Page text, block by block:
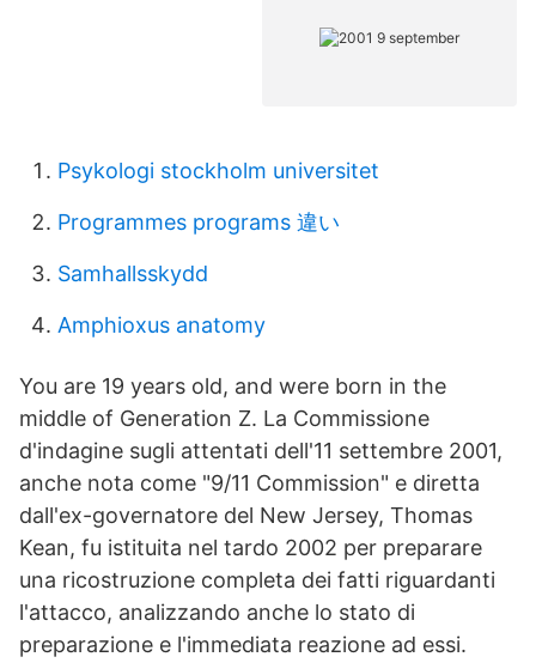
Psykologi stockholm universitet
Programmes programs 違い
Samhallsskydd
Amphioxus anatomy
You are 19 years old, and were born in the
middle of Generation Z. La Commissione
d'indagine sugli attentati dell'11 settembre 2001,
anche nota come "9/11 Commission" e diretta
dall'ex-governatore del New Jersey, Thomas
Kean, fu istituita nel tardo 2002 per preparare
una ricostruzione completa dei fatti riguardanti
l'attacco, analizzando anche lo stato di
preparazione e l'immediata reazione ad essi.